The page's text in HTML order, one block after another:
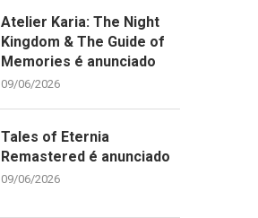
Atelier Karia: The Night
Kingdom & The Guide of
Memories é anunciado
09/06/2026
Tales of Eternia
Remastered é anunciado
09/06/2026